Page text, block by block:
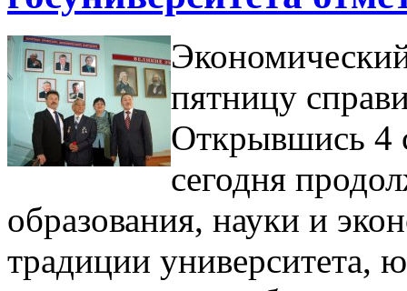
пятницу
Открывшись 4
сегодня
образования, науки и
традиции университета,